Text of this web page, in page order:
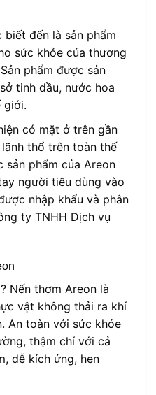
đến là sản phẩm
sức khỏe của thương
phẩm được sản
tinh dầu, nước hoa
giới.
có mặt ở trên gần
thổ trên toàn thế
sản phẩm của Areon
người tiêu dùng vào
nhập khẩu và phân
ty TNHH Dịch vụ
? Nến thơm Areon là
vật không thải ra khí
An toàn với sức khỏe
thậm chí với cả
dễ kích ứng, hen